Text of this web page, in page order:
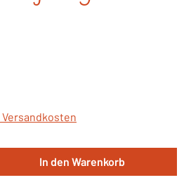
Versandkosten
Gib den gewünschten
In den Warenkorb